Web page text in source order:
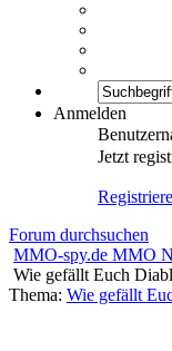
Anmelden
Jetzt
Forum durchsuchen
MMO-spy.de MMO
Wie gefällt Euch
Thema: Wie gefällt